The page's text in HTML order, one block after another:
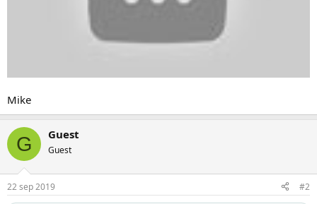
Mike
G Guest
Guest
22 sep 2019 #2